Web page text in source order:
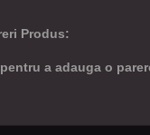
Produs:
a adauga o